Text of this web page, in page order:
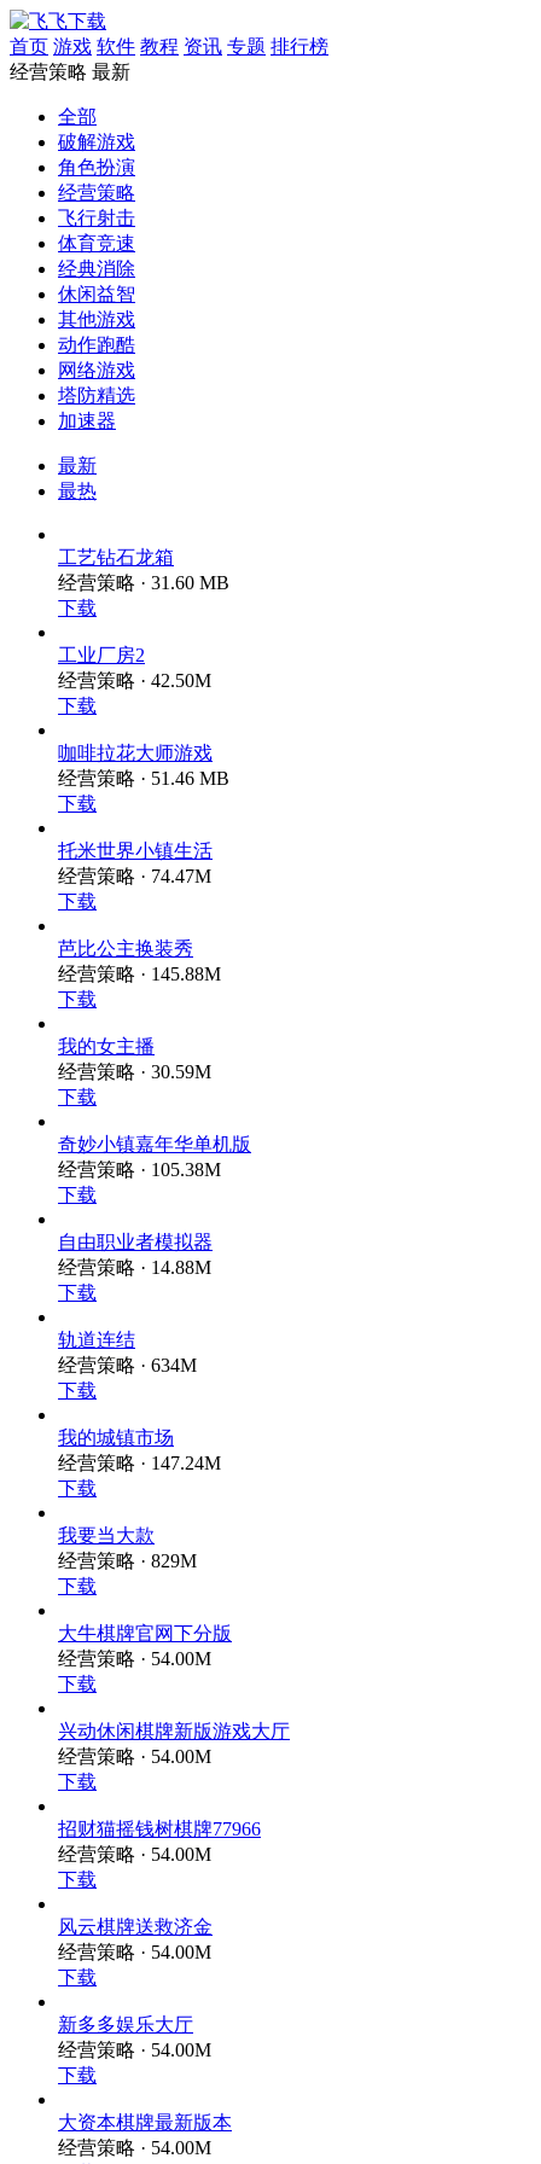
首页 游戏 软件 教程 资讯 专题 排行榜
经营策略 最新
全部
破解游戏
角色扮演
经营策略
飞行射击
体育竞速
经典消除
休闲益智
其他游戏
动作跑酷
网络游戏
塔防精选
加速器
最新
最热
工艺钻石龙箱
经营策略 · 31.60 MB
下载
工业厂房2
经营策略 · 42.50M
下载
咖啡拉花大师游戏
经营策略 · 51.46 MB
下载
托米世界小镇生活
经营策略 · 74.47M
下载
芭比公主换装秀
经营策略 · 145.88M
下载
我的女主播
经营策略 · 30.59M
下载
奇妙小镇嘉年华单机版
经营策略 · 105.38M
下载
自由职业者模拟器
经营策略 · 14.88M
下载
轨道连结
经营策略 · 634M
下载
我的城镇市场
经营策略 · 147.24M
下载
我要当大款
经营策略 · 829M
下载
大牛棋牌官网下分版
经营策略 · 54.00M
下载
兴动休闲棋牌新版游戏大厅
经营策略 · 54.00M
下载
招财猫摇钱树棋牌77966
经营策略 · 54.00M
下载
风云棋牌送救济金
经营策略 · 54.00M
下载
新多多娱乐大厅
经营策略 · 54.00M
下载
大资本棋牌最新版本
经营策略 · 54.00M